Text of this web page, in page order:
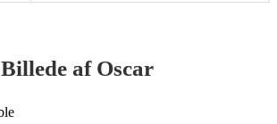
Billede af Oscar